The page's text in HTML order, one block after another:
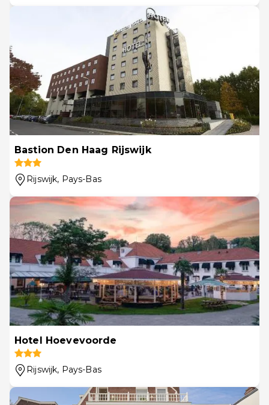
Bastion Den Haag Rijswijk
Rijswijk, Pays-Bas
Hotel Hoevevoorde
Rijswijk, Pays-Bas